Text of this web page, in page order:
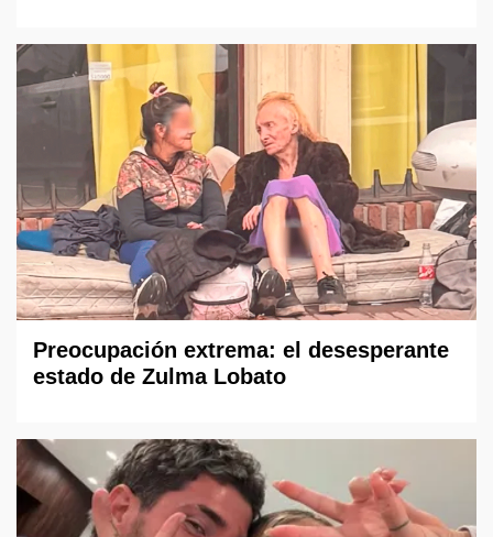
Preocupación extrema: el desesperante
estado de Zulma Lobato